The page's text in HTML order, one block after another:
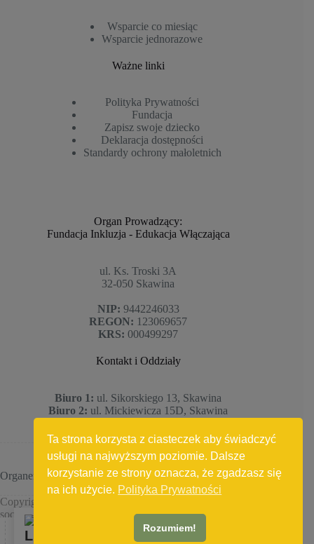
Wsparcie co miesiąc
Wsparcie jednorazowe
Ważne linki
Polityka Prywatności
Fundacja
Zapisz swoje dziecko
Deklaracja dostępności
Standardy ochrony małoletnich
Organ Prowadzący:
Fundacja Inkluzja - Edukacja Włączająca
ul. Ks. Troski 3A
32-050 Skawina
NIP: 9442246033
REGON: 123069657
KRS: 000499297
Kontakt i Oddziały
Biuro 1: ul. Sikorskiego 13, Skawina
Biuro 2: ul. Mickiewicza 15D, Skawina
Email:zi**********@***il.com
Organem nadzorującym jestKuratorium Oświaty w Krakowie
ul. Szlak 73 - 31-153 Kraków
Copyright © 2026 -
social media
Ta strona korzysta z ciasteczek aby świadczyć
usługi na najwyższym poziomie. Dalsze
korzystanie ze strony oznacza, że zgadzasz się
na ich użycie. Polityka Prywatności
Rozumiem!